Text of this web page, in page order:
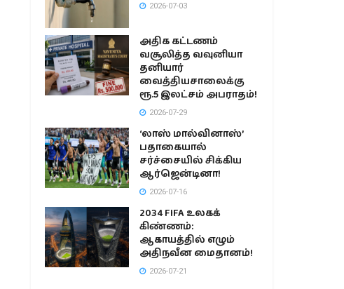
2026-07-03
அதிக கட்டணம்
வசூலித்த வவுனியா
தனியார்
வைத்தியசாலைக்கு
ரூ.5 இலட்சம் அபராதம்!
2026-07-29
‘லாஸ் மால்வினாஸ்’
பதாகையால்
சர்ச்சையில் சிக்கிய
ஆர்ஜென்டினா!
2026-07-16
2034 FIFA உலகக்
கிண்ணம்:
ஆகாயத்தில் எழும்
அதிநவீன மைதானம்!
2026-07-21